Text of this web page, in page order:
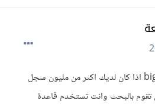
كيف يتم البحث في big data اذا كان لديك اكثر من مليون سجل
تقوم بالبحث وانت تستخدم قاعدة